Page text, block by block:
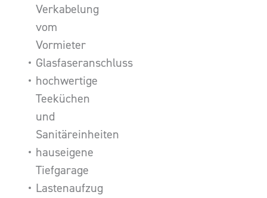
Verkabelung
vom
Vormieter
Glasfaseranschluss
hochwertige
Teeküchen
und
Sanitäreinheiten
hauseigene
Tiefgarage
Lastenaufzug